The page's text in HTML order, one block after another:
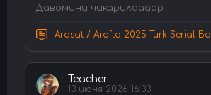
Давомини чикарилаааар
Arosat / Arafta 2025 Turk Serial Barcha Qismlar Uzbek tilida Tarjima Serial tas-ix skachat
Teacher
13 июня 2026 16:33